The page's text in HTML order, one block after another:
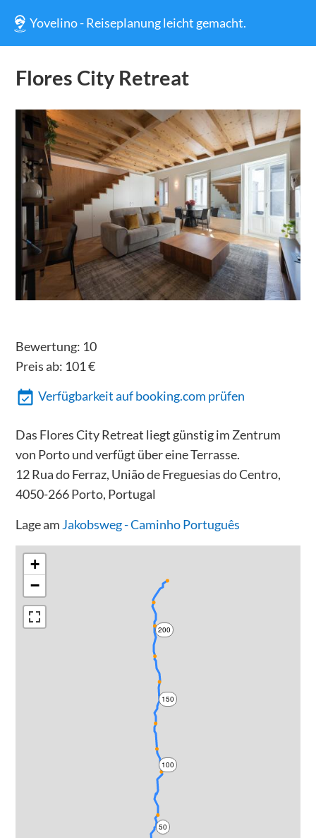
Yovelino - Reiseplanung leicht gemacht.
Flores City Retreat
Bewertung: 10
Preis ab: 101€
Verfügbarkeit auf booking.com prüfen
Das Flores City Retreat liegt günstig im Zentrum
von Porto und verfügt über eine Terrasse.
12 Rua do Ferraz, União de Freguesias do Centro,
4050-266 Porto, Portugal
Lage am Jakobsweg - Caminho Português
50
100
150
200
+
−